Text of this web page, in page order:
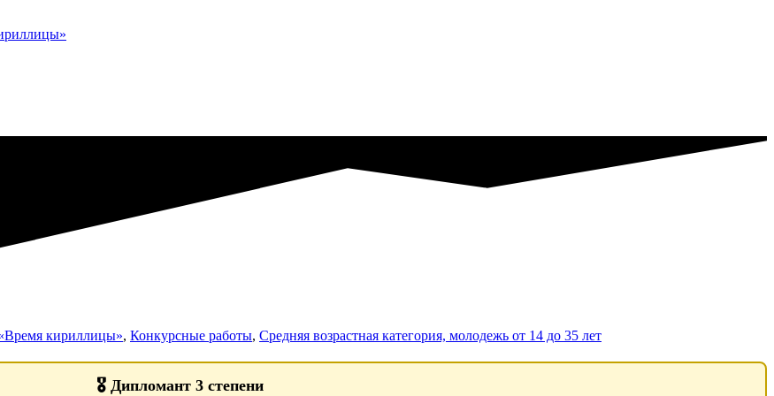
кириллицы», Конкурсные работы, Средняя возрастная категория, молодежь от 14 до 35 лет
🎖️ Дипломант 3 степени